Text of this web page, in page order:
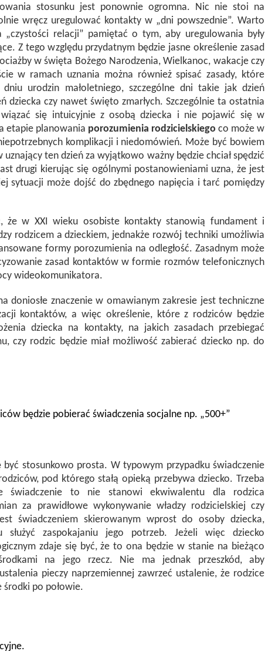
stosunku jest ponownie ogromna. Nic nie stoi na
wręcz uregulować kontakty w „dni powszednie”. Warto
„czystości relacji” pamiętać o tym, aby uregulowania były
Z tego względu przydatnym będzie jasne określenie zasad
w święta Bożego Narodzenia, Wielkanoc, wakacje czy
w ramach uznania można również spisać zasady, które
urodzin małoletniego, szczególne dni takie jak dzień
dziecka czy nawet święto zmarłych. Szczególnie ta ostatnia
się intuicyjnie z osobą dziecka i nie pojawić się w
etapie planowania porozumienia rodzicielskiego co może w
komplikacji i niedomówień. Może być bowiem
ten dzień za wyjątkowo ważny będzie chciał spędzić
drugi kierując się ogólnymi postanowieniami uzna, że jest
sytuacji może dojść do zbędnego napięcia i tarć pomiędzy
że w XXI wieku osobiste kontakty stanowią fundament i
rodzicem a dzieckiem, jednakże rozwój techniki umożliwia
formy porozumienia na odległość. Zasadnym może
zasad kontaktów w formie rozmów telefonicznych
wideokomunikatora.
doniosłe znaczenie w omawianym zakresie jest techniczne
kontaktów, a więc określenie, które z rodziców będzie
dziecka na kontakty, na jakich zasadach przebiegać
czy rodzic będzie miał możliwość zabierać dziecko np. do
będzie pobierać świadczenia socjalne np. „500+”
być stosunkowo prosta. W typowym przypadku świadczenie
pod którego stałą opieką przebywa dziecko. Trzeba
świadczenie to nie stanowi ekwiwalentu dla rodzica
za prawidłowe wykonywanie władzy rodzicielskiej czy
świadczeniem skierowanym wprost do osoby dziecka,
służyć zaspokajaniu jego potrzeb. Jeżeli więc dziecko
zdaje się być, że to ona będzie w stanie na bieżąco
na jego rzecz. Nie ma jednak przeszkód, aby
pieczy naprzemiennej zawrzeć ustalenie, że rodzice
środki po połowie.